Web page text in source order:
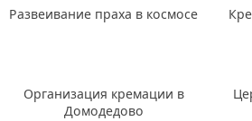
Развеивание праха в космосе
Организация кремации в
Домодедово